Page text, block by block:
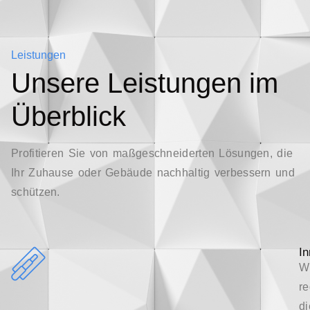
Leistungen​
Unsere Leistungen im
Überblick
Profitieren Sie von maßgeschneiderten Lösungen, die
Ihr Zuhause oder Gebäude nachhaltig verbessern und
schützen.